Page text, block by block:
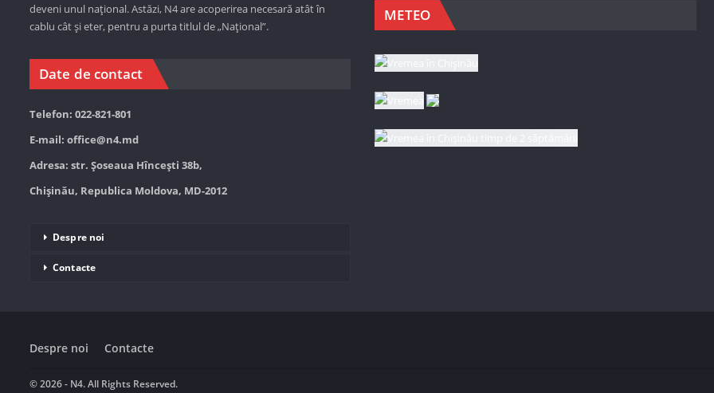
deveni unul național. Astăzi, N4 are acoperirea necesară atât în
cablu cât și eter, pentru a purta titlul de „Național”.
Date de contact
Telefon: 022-821-801
E-mail: office@n4.md
Adresa: str. Șoseaua Hînceşti 38b,
Chișinău, Republica Moldova, MD-2012
Despre noi
Contacte
METEO
Despre noi Contacte
© 2026 - N4. All Rights Reserved.